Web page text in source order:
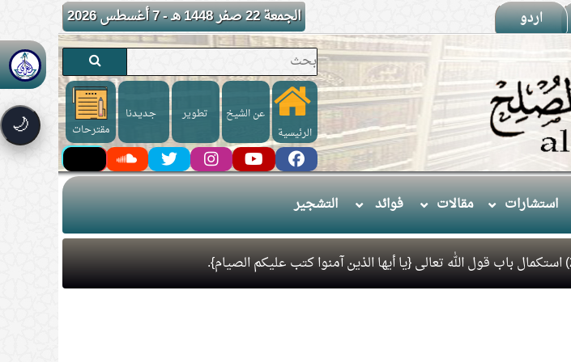
اردو الجمعة 22 صفر 1448 هـ - 7 أغسطس 2026
🌙 الرئيسية
عن الشيخ تطوير
جـديـدنا
مقترحات
استشارات مقالات فوائد التشجير